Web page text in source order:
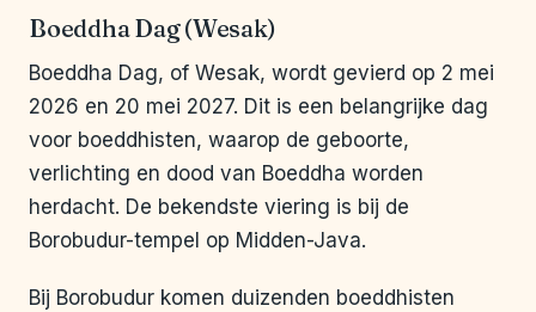
Boeddha Dag (Wesak)
Boeddha Dag, of Wesak, wordt gevierd op 2 mei
2026 en 20 mei 2027. Dit is een belangrijke dag
voor boeddhisten, waarop de geboorte,
verlichting en dood van Boeddha worden
herdacht. De bekendste viering is bij de
Borobudur-tempel op Midden-Java.
Bij Borobudur komen duizenden boeddhisten